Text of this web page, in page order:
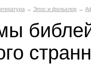
→ Эпос и фольклор →